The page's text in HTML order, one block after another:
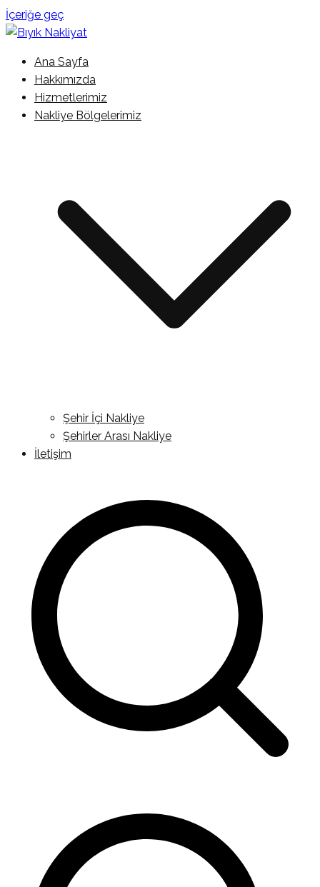
İçeriğe geç
Bıyık Nakliyat
İstanbul Şehir İçi Kamyonet Nakliyat
Ana Sayfa
Hakkımızda
Hizmetlerimiz
Nakliye Bölgelerimiz
Şehir İçi Nakliye
Şehirler Arası Nakliye
İletişim